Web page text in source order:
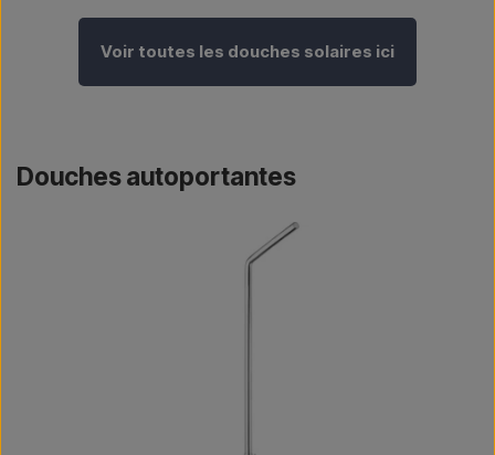
Voir toutes les douches solaires ici
Douches autoportantes